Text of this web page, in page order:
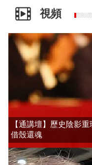
視頻
【通講壇】歷史陰影
借殼還魂